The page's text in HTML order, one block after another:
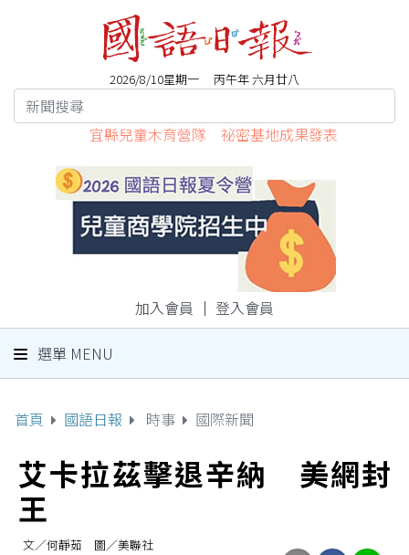
2026/8/10星期一 丙午年 六月廿八
宜縣兒童木育營隊 祕密基地成果發表
加入會員 ｜ 登入會員
選單 MENU
首頁 國語日報 時事 國際新聞
艾卡拉茲擊退辛納 美網封
王
文／何靜茹 圖／美聯社